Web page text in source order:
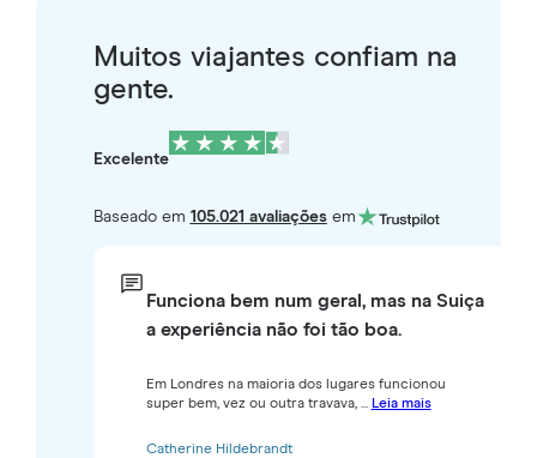
Muitos viajantes confiam na
gente.
Excelente
Baseado em 105.021 avaliaçõesem
Funciona bem num geral, mas na Suiça
a experiência não foi tão boa.
Em Londres na maioria dos lugares funcionou
super bem, vez ou outra travava, ... Leia mais
Catherine Hildebrandt